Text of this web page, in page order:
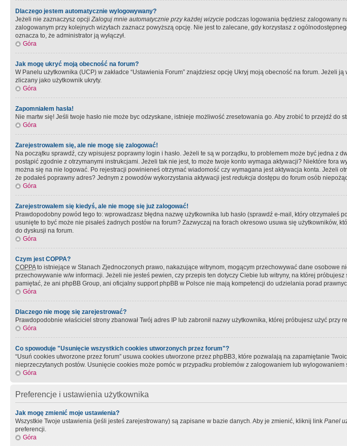
Dlaczego jestem automatycznie wylogowywany?
Jeżeli nie zaznaczysz opcjiZaloguj mnie automatycznie przy każdej wizycie podczas logowania będziesz zalogowany
zalogowanym przy kolejnych wizytach zaznacz powyższą opcję. Nie jest to zalecane, gdy korzystasz z
oznacza to, że administrator ją wyłączył.
Góra
Jak mogę ukryć moją obecność na forum?
W Panelu użytkownika (UCP) w zakładce “Ustawienia Forum” znajdziesz opcję Ukryj moją obecność na forum.
zliczany jako użytkownik ukryty.
Góra
Zapomniałem hasła!
Nie martw się! Jeśli twoje hasło nie może byc odzyskane, istnieje możliwość zresetowania go. Aby zrobić to przejdź do
Góra
Zarejestrowałem się, ale nie mogę się zalogować!
Na początku sprawdź, czy wpisujesz poprawny login i hasło. Jeżeli te są w porządku, to problemem może być jedna z
postąpić zgodnie z otrzymanymi instrukcjami. Jeżeli tak nie jest, to może twoje konto wymaga aktywacji? Niektóre
można się na nie logować. Po rejestracji powinieneś otrzymać wiadomość czy wymagana jest aktywacja konta. Jeżeli
że podałeś poprawny adres? Jednym z powodów wykorzystania aktywacji jestredukcja dostępu do forum osób
Góra
Zarejestrowałem się kiedyś, ale nie mogę się już zalogować!
Prawdopodobny powód tego to: wprowadzasz błędna nazwę użytkownika lub hasło (sprawdź e-mail, który
usunięte to być może nie pisałeś żadnych postów na forum? Zazwyczaj na forach okresowo usuwa się
do dyskusji na forum.
Góra
Czym jest COPPA?
COPPAto istniejące w Stanach Zjednoczonych prawo, nakazujące witrynom, mogącym przechowywać dane
przechowywanie w/w informacji. Jeżeli nie jesteś pewien, czy przepis ten dotyczy Ciebie lub witryny, na której
pamiętać, że ani phpBB Group, ani oficjalny support phpBB w Polsce nie mają kompetencji do udzielania porad
Góra
Dlaczego nie mogę się zarejestrować?
Prawdopodobnie właściciel strony zbanował Twój adres IP lub zabronił nazwy użytkownika, której próbujesz użyć
Góra
Co spowoduje "Usunięcie wszystkich cookies utworzonych przez forum"?
“Usuń cookies utworzone przez forum” usuwa cookies utworzone przez phpBB3, które pozwalają na zapamiętanie
nieprzeczytanych postów. Usunięcie cookies może pomóc w przypadku problemów z zalogowaniem lub wylogowaniem
Góra
Preferencje i ustawienia użytkownika
Jak mogę zmienić moje ustawienia?
Wszystkie Twoje ustawienia (jeśli jesteś zarejestrowany) są zapisane w bazie danych. Aby je zmienić, kliknij link Panel
preferencji.
Góra